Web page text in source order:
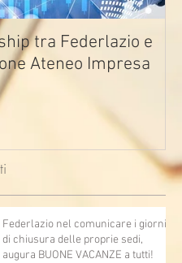
tra Federlazio e
Ateneo Impresa
Federlazio nel comunicare i giorni
di chiusura delle proprie sedi,
augura BUONE VACANZE a tutti!